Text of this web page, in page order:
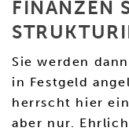
FINANZEN
Sie werden
in Festgeld
herrscht hier
aber nur.